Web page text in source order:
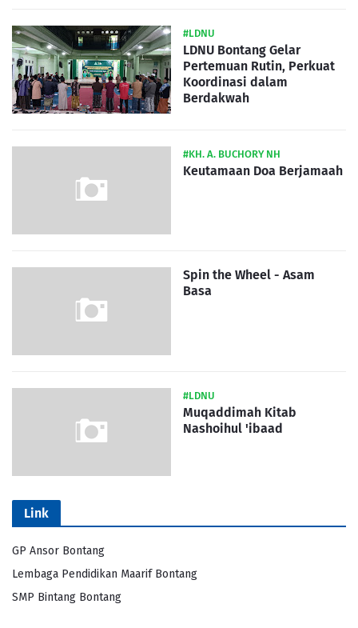
#LDNU
LDNU Bontang Gelar
Pertemuan Rutin, Perkuat
Koordinasi dalam
Berdakwah
#KH. A. BUCHORY NH
Keutamaan Doa Berjamaah
Spin the Wheel - Asam
Basa
#LDNU
Muqaddimah Kitab
Nashoihul 'ibaad
Link
GP Ansor Bontang
Lembaga Pendidikan Maarif Bontang
SMP Bintang Bontang